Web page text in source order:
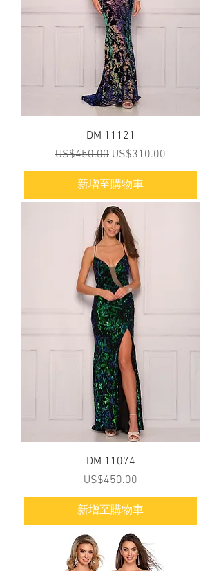
DM 11121
一般價格
US$450.00 促銷價格
US$310.00
新增至購物車
DM 11074
價格
US$450.00
新增至購物車